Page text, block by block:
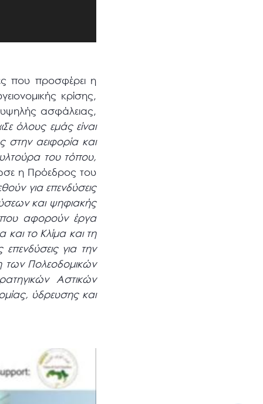
που προσφέρει η
κρίσης,
ασφάλειας,
«Σε όλους εμάς είναι
στην αειφορία και
του τόπου,
η Πρόεδρος του
για επενδύσεις
και ψηφιακής
που αφορούν έργα
και το Κλίμα και τη
για την
των Πολεοδομικών
Αστικών
ύδρευσης και